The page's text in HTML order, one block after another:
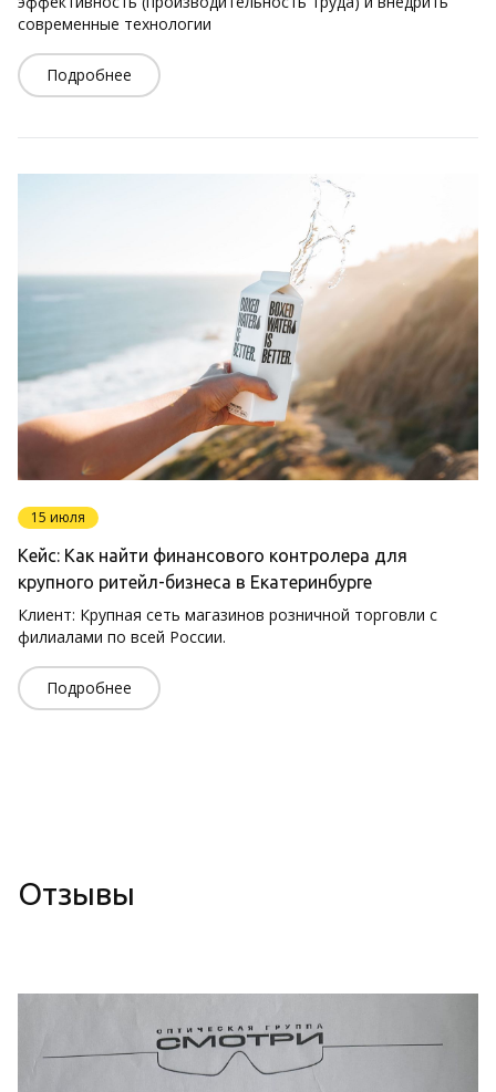
современные технологии
Подробнее
15 июля
Кейс: Как найти финансового контролера для
крупного ритейл-бизнеса в Екатеринбурге
Клиент: Крупная сеть магазинов розничной торговли с
филиалами по всей России.
Подробнее
Отзывы